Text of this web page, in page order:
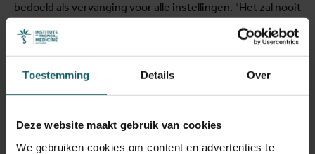
Toestemming Details Over
Deze website maakt gebruik van cookies
We gebruiken cookies om content en advertenties te
bedoeld als vervanging voor alle instellingen. "Het zal nooit
inkomenslanden worden gebruikt," zei Hardy, "maar het
zal beter aangepast zijn aan de context waarin het wordt
gebruikt."